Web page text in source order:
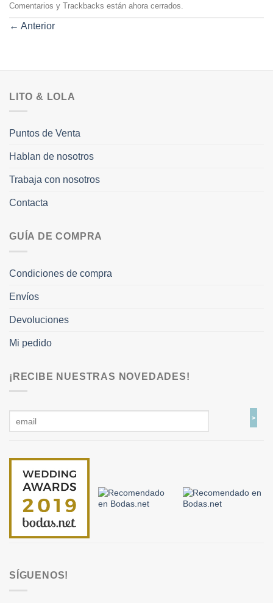
Comentarios y Trackbacks están ahora cerrados.
← Anterior
LITO & LOLA
Puntos de Venta
Hablan de nosotros
Trabaja con nosotros
Contacta
GUÍA DE COMPRA
Condiciones de compra
Envíos
Devoluciones
Mi pedido
¡RECIBE NUESTRAS NOVEDADES!
SÍGUENOS!